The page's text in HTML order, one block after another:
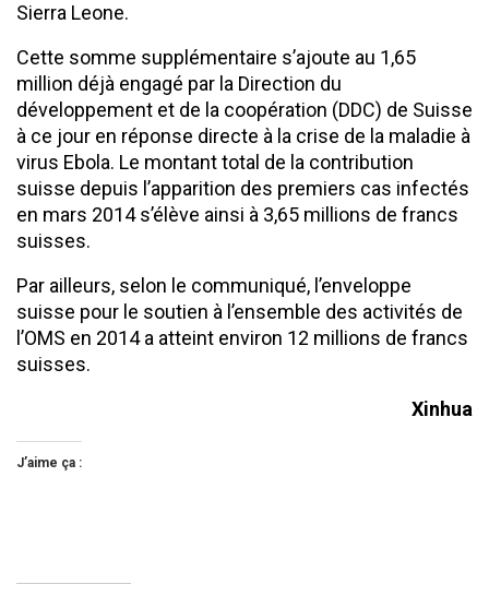
Sierra Leone.
Cette somme supplémentaire s’ajoute au 1,65
million déjà engagé par la Direction du
développement et de la coopération (DDC) de Suisse
à ce jour en réponse directe à la crise de la maladie à
virus Ebola. Le montant total de la contribution
suisse depuis l’apparition des premiers cas infectés
en mars 2014 s’élève ainsi à 3,65 millions de francs
suisses.
Par ailleurs, selon le communiqué, l’enveloppe
suisse pour le soutien à l’ensemble des activités de
l’OMS en 2014 a atteint environ 12 millions de francs
suisses.
Xinhua
J’aime ça :